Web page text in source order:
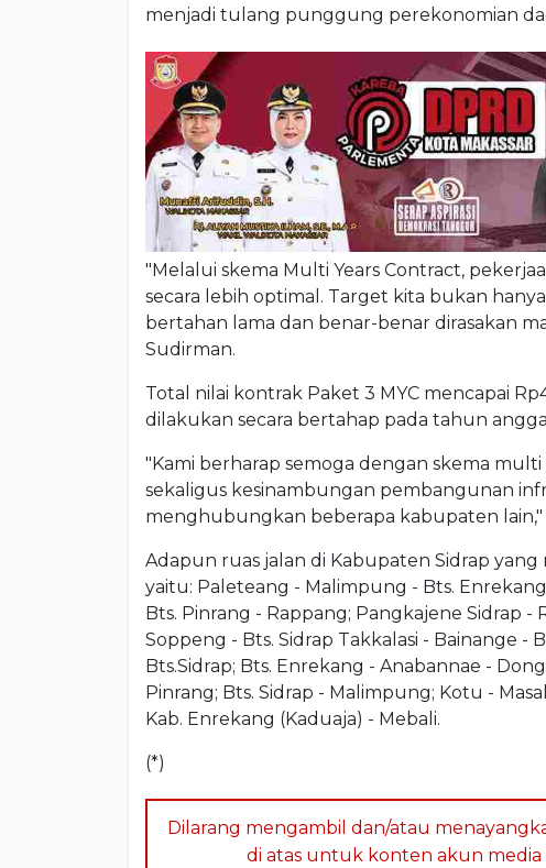
menjadi tulang punggung perekonomian
"Melalui skema Multi Years Contract,
secara lebih optimal. Target kita bukan
bertahan lama dan benar-benar dirasakan
Sudirman.
Total nilai kontrak Paket 3 MYC mencapai
dilakukan secara bertahap pada tahun
"Kami berharap semoga dengan skema
sekaligus kesinambungan pembangunan
menghubungkan beberapa kabupaten lain,"
Adapun ruas jalan di Kabupaten Sidrap
yaitu: Paleteang - Malimpung - Bts.
Bts. Pinrang - Rappang; Pangkajene Sidrap -
Soppeng - Bts. Sidrap Takkalasi - Bainange -
Bts.Sidrap; Bts. Enrekang - Anabannae -
Pinrang; Bts. Sidrap - Malimpung; Kotu -
Kab. Enrekang (Kaduaja) - Mebali.
(*)
Dilarang mengambil dan/atau
di atas untuk konten akun media